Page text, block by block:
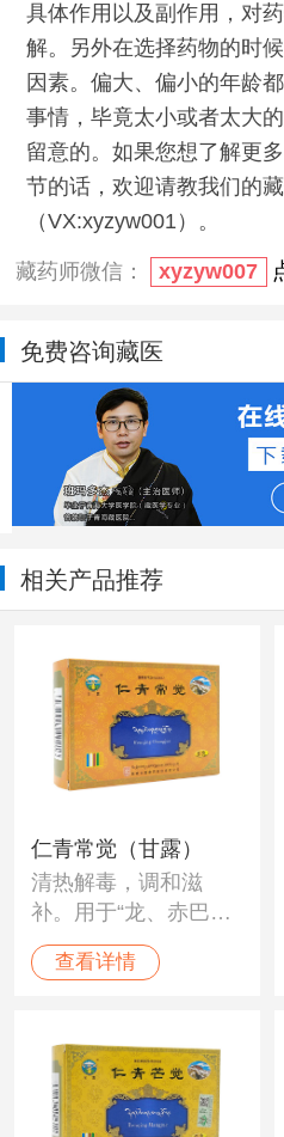
具体作用以及副作用，对
解。另外在选择药物的时
因素。偏大、偏小的年龄
事情，毕竟太小或者太大
留意的。如果您想了解更
节的话，欢迎请教我们的
（VX:xyzyw001）。
藏药师微信： xyzyw007
免费咨询藏医
相关产品推荐
仁青常觉（甘露）
清热解毒，调和滋
补。用于“龙、赤巴、
培根"各病，陈旧性胃
肠炎、溃疡，“木
麻风，陈旧热病、炭
疽、疖痛，干黄水，
化脓等。
查看详情